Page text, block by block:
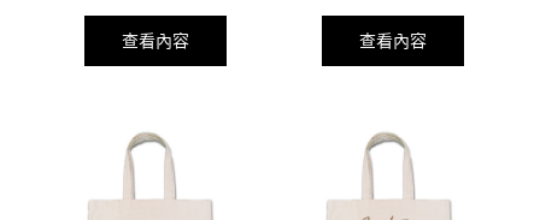
查看內容 查看內容